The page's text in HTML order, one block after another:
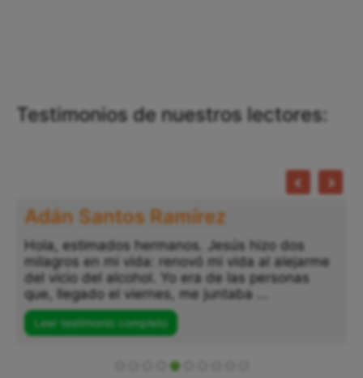
Testimonios de nuestros lectores:
Adán Santos Ramírez
Hola, estimados hermanos. Jesús hizo dos
milagros en mi vida: renovó mi vida al alejarme
del vicio del alcohol. Yo era de las personas
que, llegado el viernes, me juntaba ...
Leer testimonio completo